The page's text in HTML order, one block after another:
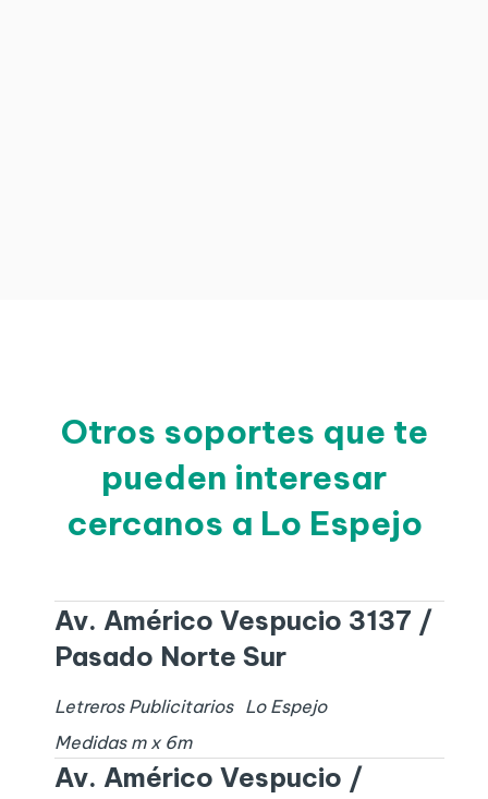
Otros soportes que te
pueden interesar
cercanos a Lo Espejo
Av. Américo Vespucio 3137 /
Pasado Norte Sur
Letreros Publicitarios
Lo Espejo
Medidas m x 6m
Av. Américo Vespucio /